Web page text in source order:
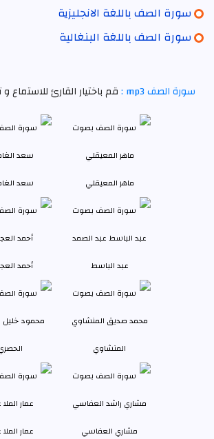
سورة الصف باللغة الانجليزية
سورة الصف باللغة البنغالية
سورة الصف mp3 : قم باختيار القارئ
ماهر المعيقلي سعد
عبد الباسط أحمد
المنشاوي
مشاري العفاسي عمار